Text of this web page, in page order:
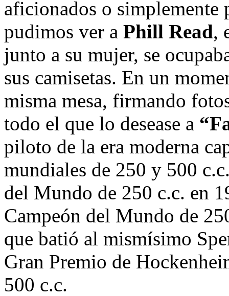
aficionados o simplemente
pudimos ver a Phill Read,
junto a su mujer, se
sus camisetas. En un
misma mesa, firmando
todo el que lo desease a
piloto de la era moderna
mundiales de 250 y 500
del Mundo de 250 c.c. en
Campeón del Mundo de
que batió al mismísimo
Gran Premio de
500 c.c.